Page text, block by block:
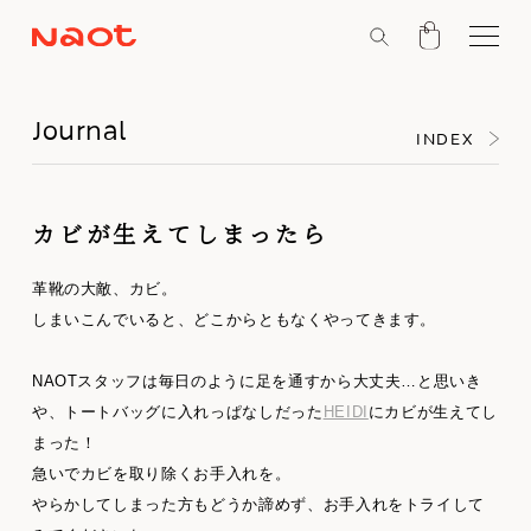
Journal INDEX
カビが生えてしまったら
革靴の大敵、カビ。
しまいこんでいると、どこからともなくやってきます。
NAOTスタッフは毎日のように足を通すから大丈夫…と思いき
や、トートバッグに入れっぱなしだった HEIDI にカビが生えてし
まった！
急いでカビを取り除くお手入れを。
やらかしてしまった方もどうか諦めず、お手入れをトライして